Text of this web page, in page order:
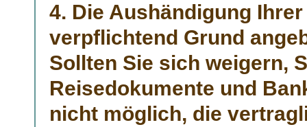
4. Die Aushändigung
verpflichtend Grund
Sollten Sie sich weigern,
Reisedokumente und
nicht möglich, die